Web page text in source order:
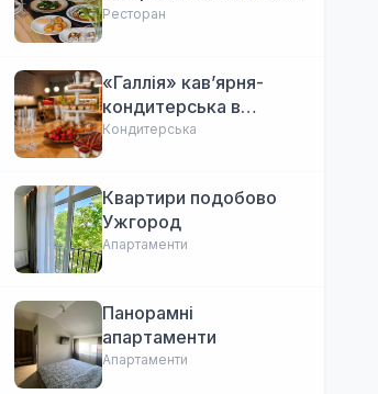
Ужгорода. Авторська
Ресторан
«Галлія» кав’ярня-
кондитерська в
Ужгороді
Кондитерська
Квартири подобово
Ужгород
Апартаменти
Панорамні
апартаменти
Апартаменти